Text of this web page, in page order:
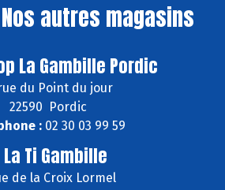
Nos autres magasins
La Gambille Pordic
du Point du jour
22590 Pordic
:02 30 03 99 59
La Ti Gambille
de la Croix Lormel